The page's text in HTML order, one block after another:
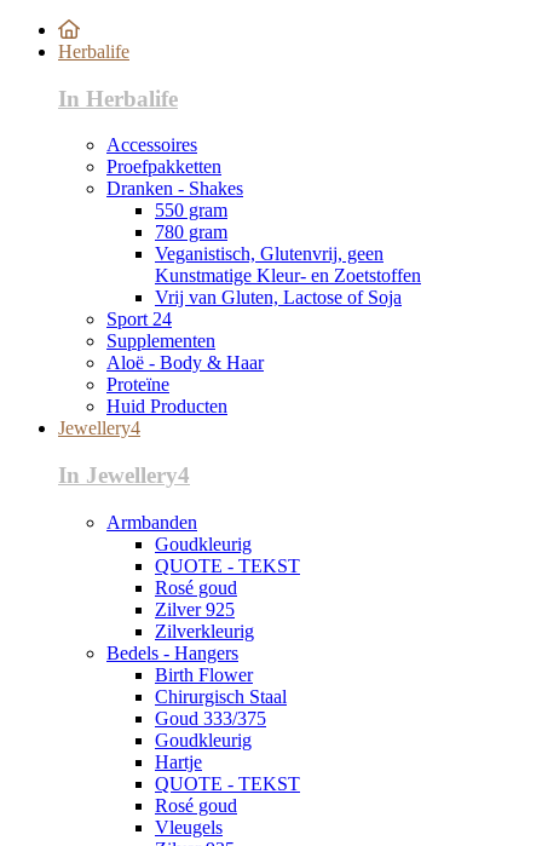
Herbalife
In Herbalife
Accessoires
Proefpakketten
Dranken - Shakes
550 gram
780 gram
Veganistisch, Glutenvrij, geen
Kunstmatige Kleur- en Zoetstoffen
Vrij van Gluten, Lactose of Soja
Sport 24
Supplementen
Aloë - Body & Haar
Proteïne
Huid Producten
Jewellery4
In Jewellery4
Armbanden
Goudkleurig
QUOTE - TEKST
Rosé goud
Zilver 925
Zilverkleurig
Bedels - Hangers
Birth Flower
Chirurgisch Staal
Goud 333/375
Goudkleurig
Hartje
QUOTE - TEKST
Rosé goud
Vleugels